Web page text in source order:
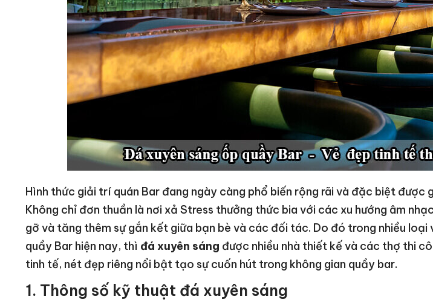
Hình thức giải trí quán Bar đang ngày càng phổ biến rộng rãi và đặc biệt được
Không chỉ đơn thuần là nơi xả Stress thưởng thức bia với các xu hướng âm
gỡ và tăng thêm sự gắn kết giữa bạn bè và các đối tác. Do đó trong nhiều
quầy Bar hiện nay, thì đá xuyên sáng được nhiều nhà thiết kế và các thợ thi
tinh tế, nét đẹp riêng nổi bật tạo sự cuốn hút trong không gian quầy bar.
1. Thông số kỹ thuật đá xuyên sáng